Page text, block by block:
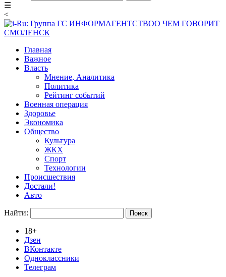
☰
<
ИНФОРМАГЕНТСТВОО ЧЕМ ГОВОРИТ
СМОЛЕНСК
Главная
Важное
Власть
Мнение, Аналитика
Политика
Рейтинг событий
Военная операция
Здоровье
Экономика
Общество
Культура
ЖКХ
Спорт
Технологии
Происшествия
Достали!
Авто
Найти:
18+
Дзен
ВКонтакте
Одноклассники
Телеграм